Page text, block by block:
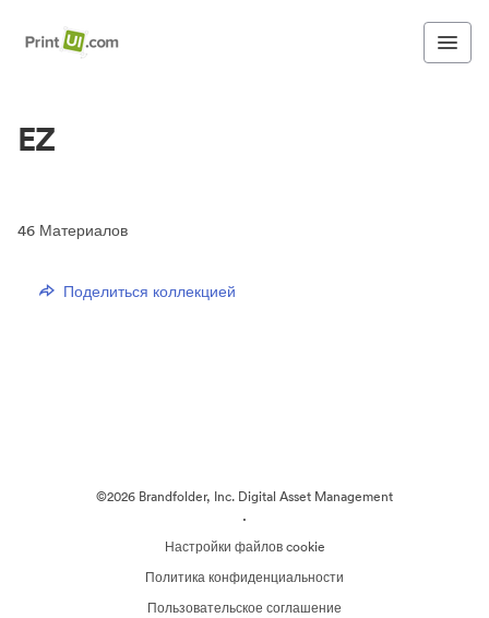
EZ
46 Материалов
Поделиться коллекцией
©2026 Brandfolder, Inc. Digital Asset Management
·
Настройки файлов cookie
Политика конфиденциальности
Пользовательское соглашение